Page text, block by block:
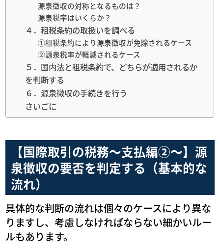
源泉徴収の対称となるものは？
源泉税率はいくらか？
４．租税条約の取扱いを調べる
①租税条約により源泉徴収が免除されるケース
②源泉税率が軽減されるケース
５．国内法と租税条約で、どちらが適用されるか
を判断する
６．源泉徴収の手続きを行う
さいごに
【国際取引の税務～支払編②～】源
泉徴収の要否を判定する（基本的な
流れ）
具体的な判断の流れは個々のケースにより異な
りますし、考慮しなければならない細かいルー
ルもあります。